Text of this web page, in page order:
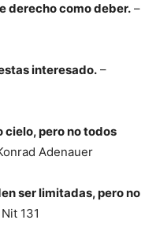
derecho como deber. –
interesado. –
cielo, pero no todos
Adenauer
ser limitadas, pero no
131